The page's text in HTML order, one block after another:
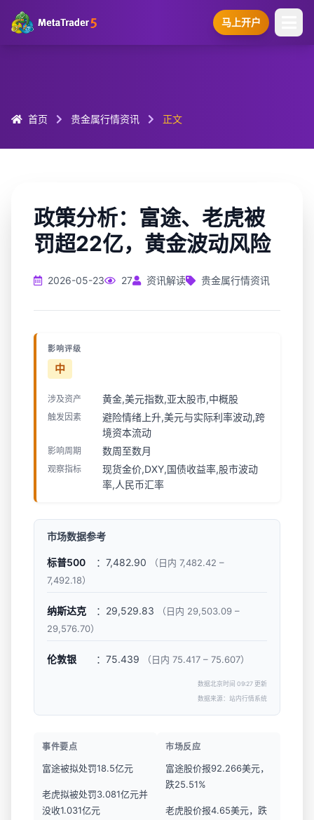
马上开户
首页 贵金属行情资讯 正文
政策分析：富途、老虎被
罚超22亿，黄金波动风险
2026-05-23 27 资讯解读 贵金属行情资讯
影响评级
中
涉及资产 黄金,美元指数,亚太股市,中概股
触发因素
避险情绪上升,美元与实际利率波动,跨
境资本流动
影响周期 数周至数月
观察指标
现货金价,DXY,国债收益率,股市波动
率,人民币汇率
市场数据参考
标普500 ：7,482.90
（日内 7,482.42 –
7,492.18）
纳斯达克 ：29,529.83
（日内 29,503.09 –
29,576.70）
伦敦银 ：75.439 （日内 75.417 – 75.607）
数据北京时间 09:27 更新
数据来源：站内行情系统
事件要点
富途被拟处罚18.5亿元
老虎拟被处罚3.081亿元并
没收1.031亿元
市场反应
富途股价报92.266美元，
跌25.51%
老虎股价报4.65美元，跌